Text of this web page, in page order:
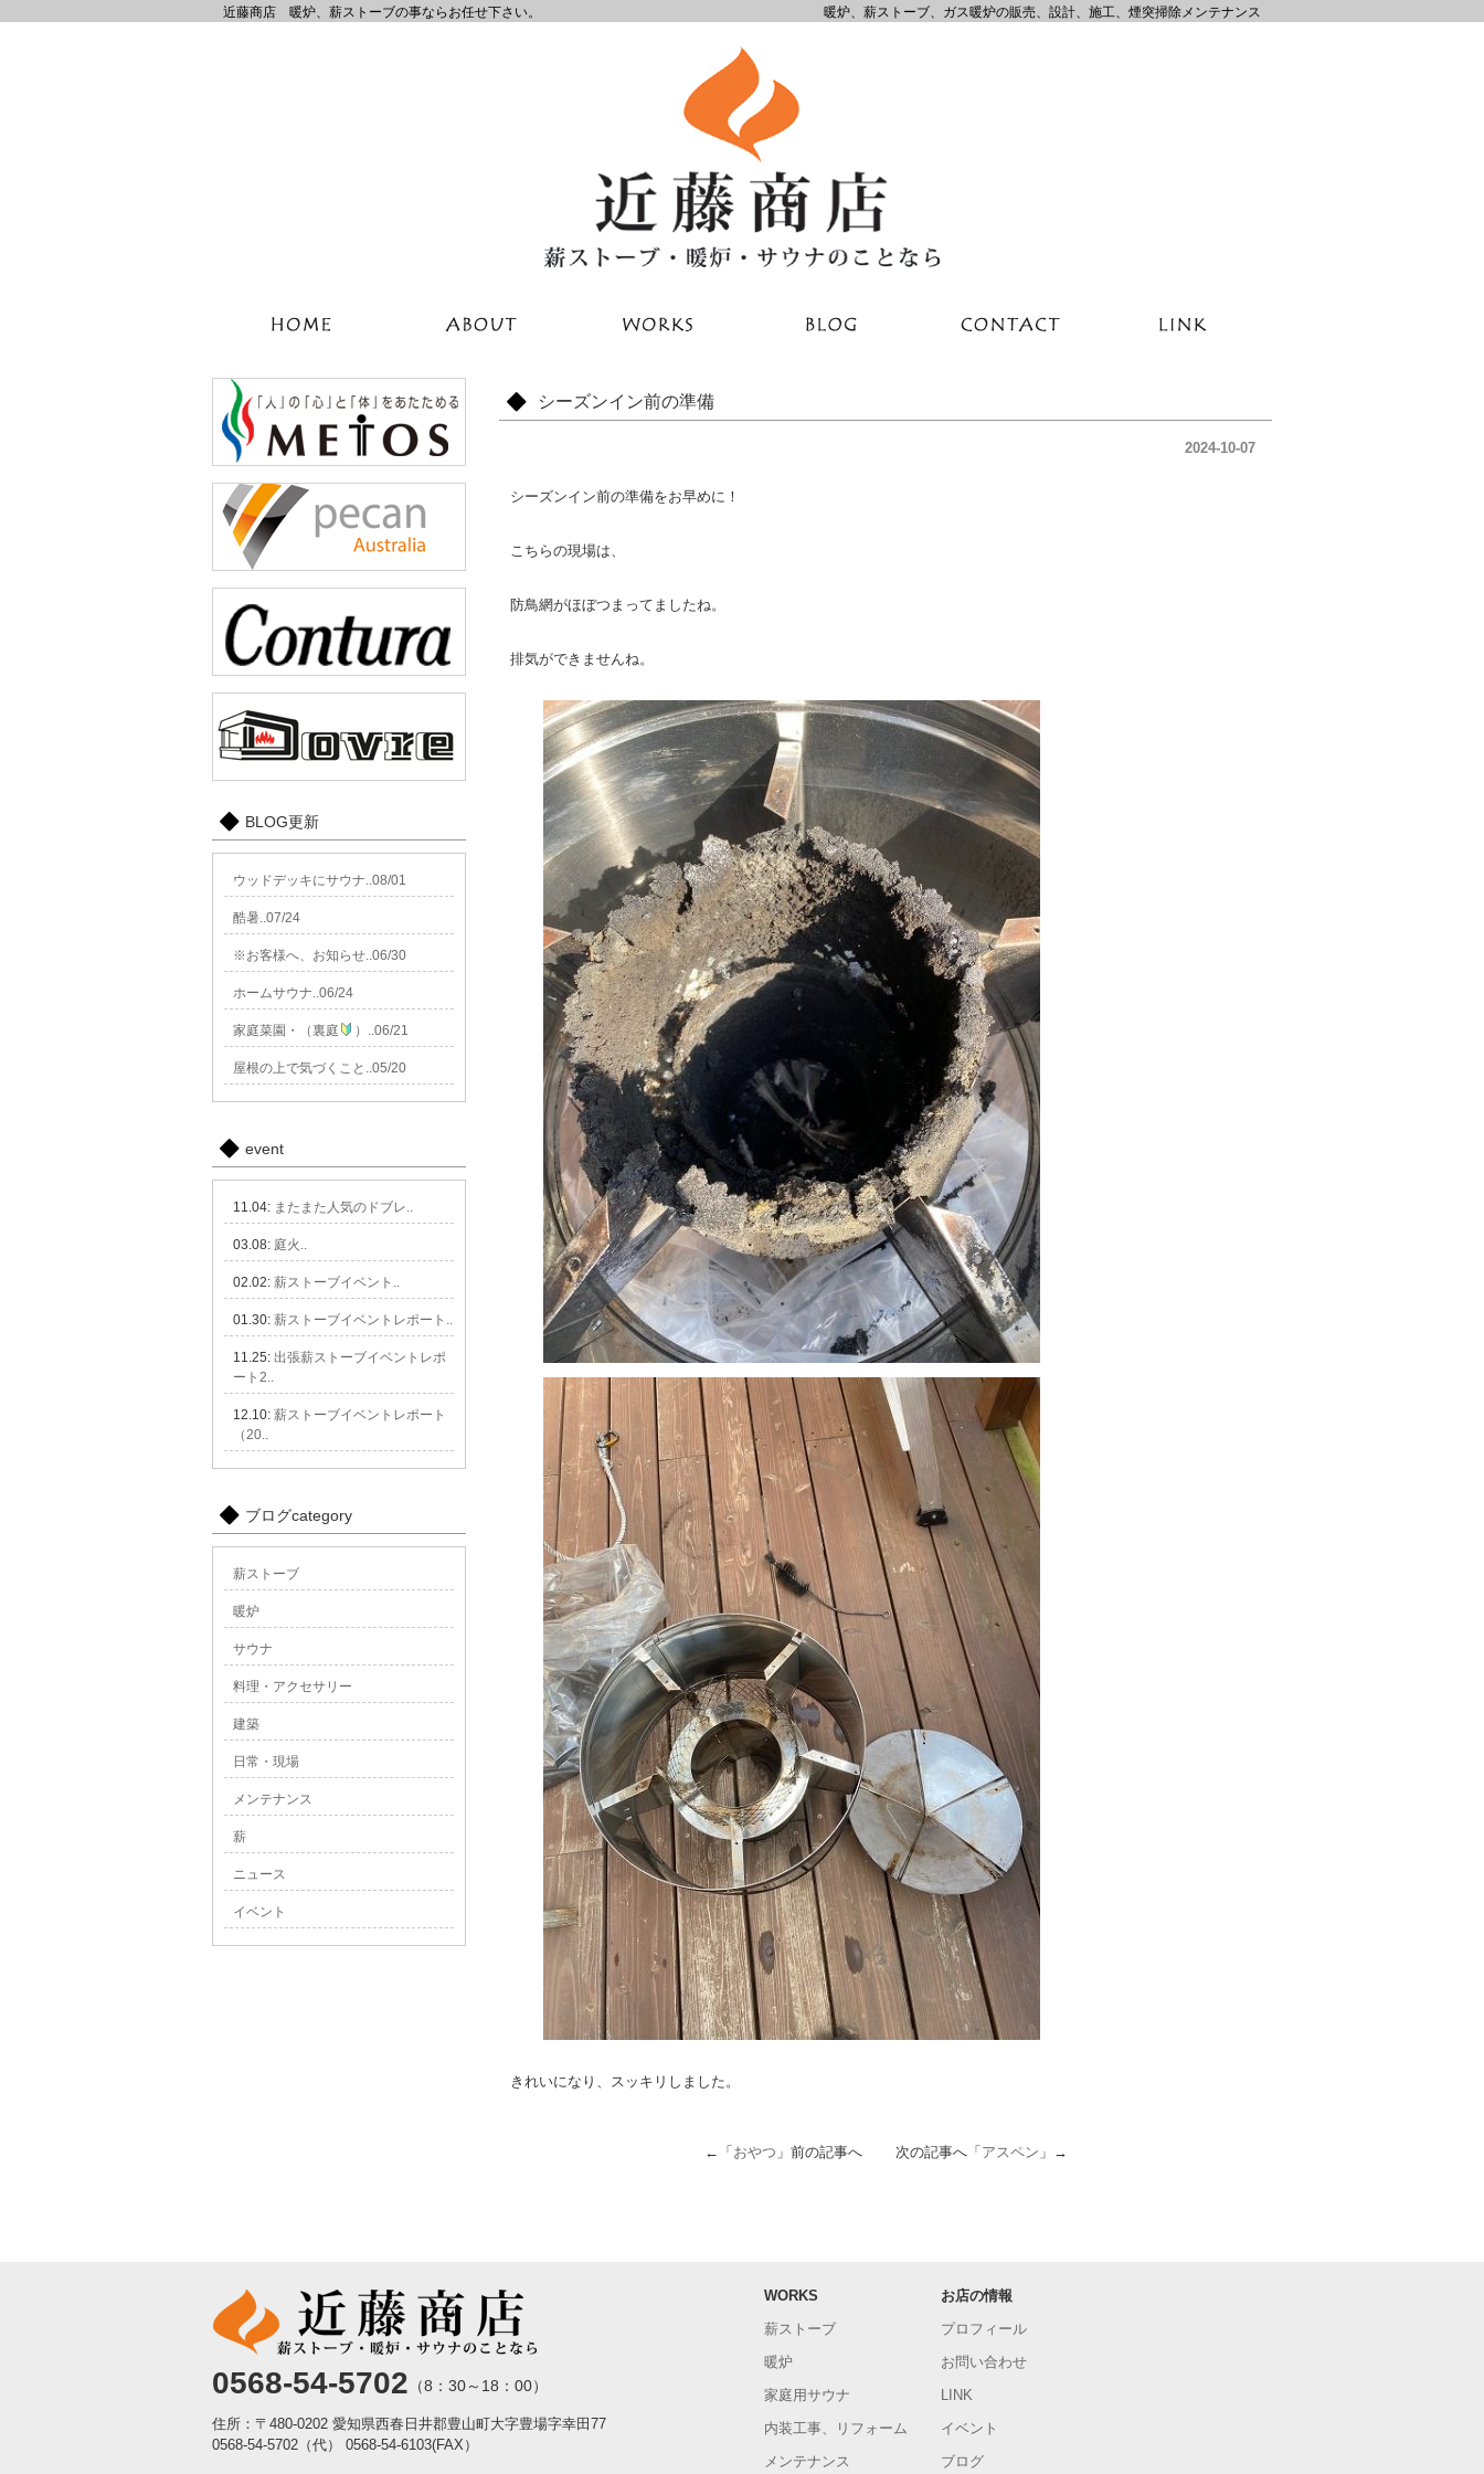
近藤商店 暖炉、薪ストーブの事ならお任せ下さい。 暖炉、薪ストーブ、ガス暖炉の販売、設計、施工、煙突掃除メンテナンス
シーズンイン前の準備
2024-10-07
シーズンイン前の準備をお早めに！
こちらの現場は、
防鳥網がほぼつまってましたね。
排気ができませんね。
きれいになり、スッキリしました。
←「 おやつ 」前の記事へ 次の記事へ「 アスペン 」→
BLOG更新
ウッドデッキにサウナ..08/01
酷暑..07/24
※お客様へ、お知らせ..06/30
ホームサウナ..06/24
家庭菜園・（裏庭 ）..06/21
屋根の上で気づくこと..05/20
event
11.04: またまた人気のドブレ..
03.08: 庭火..
02.02: 薪ストーブイベント..
01.30: 薪ストーブイベントレポート..
11.25: 出張薪ストーブイベントレポ
ート2..
12.10: 薪ストーブイベントレポート
（20..
ブログcategory
薪ストーブ
暖炉
サウナ
料理・アクセサリー
建築
日常・現場
メンテナンス
薪
ニュース
イベント
0568-54-5702 （8：30～18：00）
住所：〒480-0202 愛知県西春日井郡豊山町大字豊場字幸田77
0568-54-5702（代）
0568-54-6103(FAX）
WORKS
薪ストーブ
暖炉
家庭用サウナ
内装工事、リフォーム
メンテナンス
お店の情報
プロフィール
お問い合わせ
LINK
イベント
ブログ